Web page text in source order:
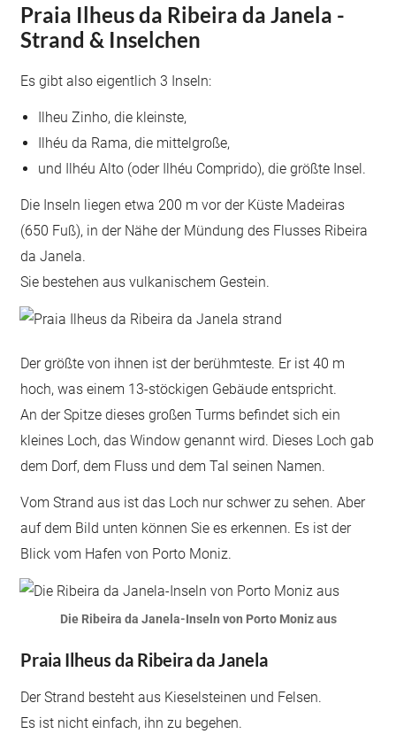
Praia Ilheus da Ribeira da Janela -
Strand & Inselchen
Es gibt also eigentlich 3 Inseln:
Ilheu Zinho, die kleinste,
Ilhéu da Rama, die mittelgroße,
und Ilhéu Alto (oder Ilhéu Comprido), die größte Insel.
Die Inseln liegen etwa 200 m vor der Küste Madeiras
(650 Fuß), in der Nähe der Mündung des Flusses Ribeira
da Janela.
Sie bestehen aus vulkanischem Gestein.
Der größte von ihnen ist der berühmteste. Er ist 40 m
hoch, was einem 13-stöckigen Gebäude entspricht.
An der Spitze dieses großen Turms befindet sich ein
kleines Loch, das Window genannt wird. Dieses Loch gab
dem Dorf, dem Fluss und dem Tal seinen Namen.
Vom Strand aus ist das Loch nur schwer zu sehen. Aber
auf dem Bild unten können Sie es erkennen. Es ist der
Blick vom Hafen von Porto Moniz.
Die Ribeira da Janela-Inseln von Porto Moniz aus
Praia Ilheus da Ribeira da Janela
Der Strand besteht aus Kieselsteinen und Felsen.
Es ist nicht einfach, ihn zu begehen.